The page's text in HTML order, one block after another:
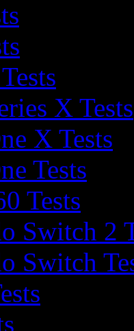
X Tests
X Tests
Tests
Tests
Switch 2
Switch